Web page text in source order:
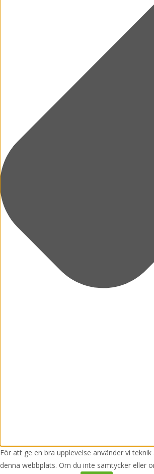
För att ge en bra upplevelse använder vi
denna webbplats. Om du inte samtycker eller